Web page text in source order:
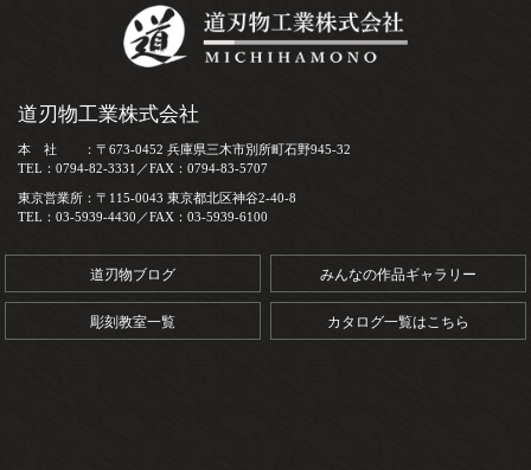
道刃物工業株式会社
本 社 ：〒673-0452 兵庫県三木市別所町石野945-32
TEL：0794-82-3331／FAX：0794-83-5707
東京営業所：〒115-0043 東京都北区神谷2-40-8
TEL：03-5939-4430／FAX：03-5939-6100
道刃物ブログ みんなの作品ギャラリー
彫刻教室一覧 カタログ一覧はこちら